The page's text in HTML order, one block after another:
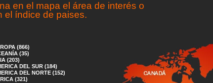
en el mapa el área de interés o
el índice de paises.
(866)
(35)
(203)
DEL SUR (184)
DEL NORTE (152)
(321)